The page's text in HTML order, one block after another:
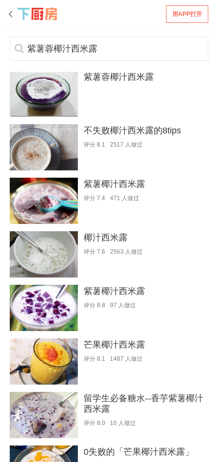
用APP打开
紫薯蓉椰汁西米露
不失败椰汁西米露的8tips
评分 8.1 2517 人做过
紫薯椰汁西米露
评分 7.4 471 人做过
椰汁西米露
评分 7.6 2563 人做过
紫薯椰汁西米露
评分 8.8 97 人做过
芒果椰汁西米露
评分 8.1 1487 人做过
留学生必备糖水--香芋紫薯椰汁
西米露
评分 8.0 10 人做过
0失败的「芒果椰汁西米露」